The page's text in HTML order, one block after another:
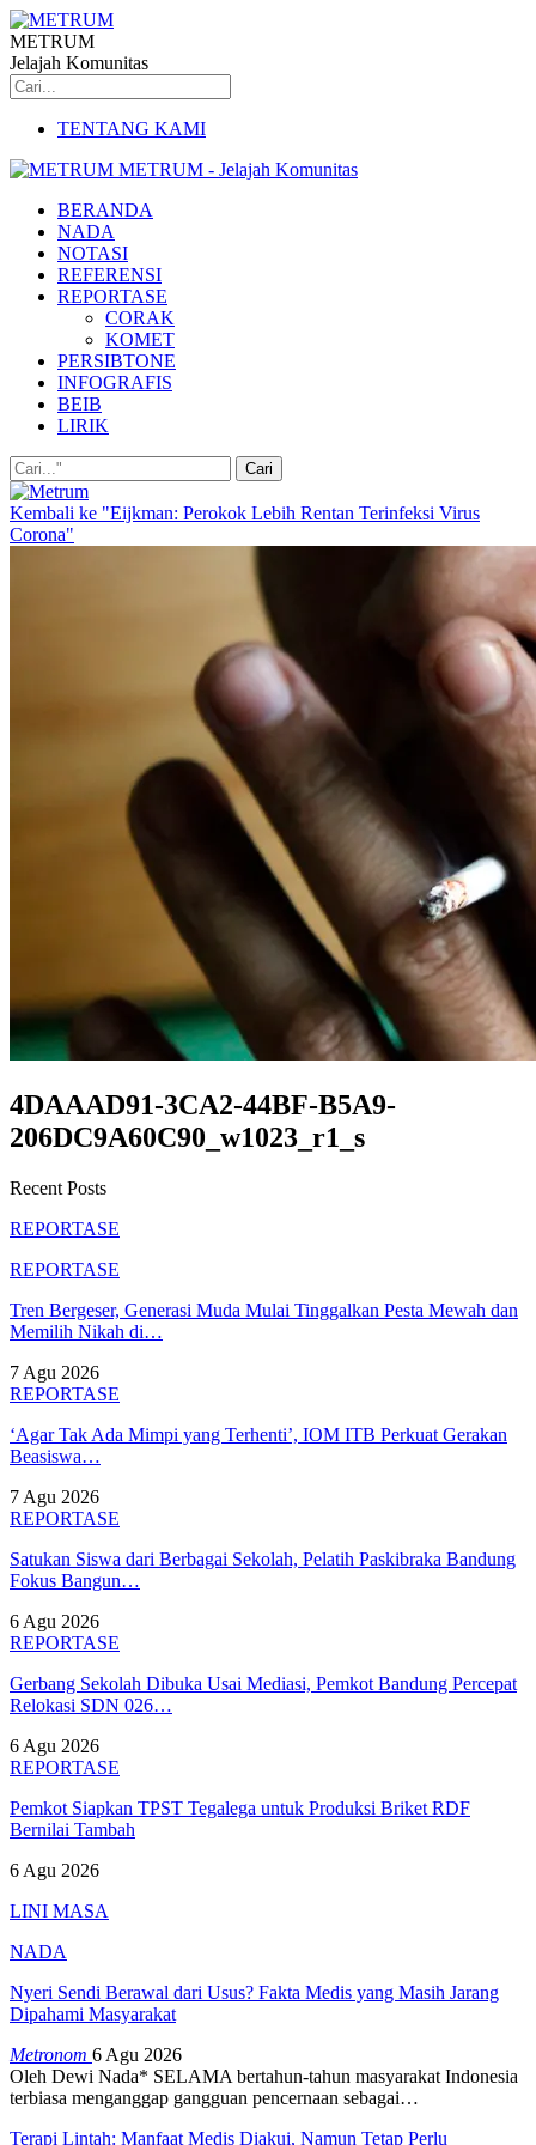
METRUM
Jelajah Komunitas
TENTANG KAMI
METRUM - Jelajah Komunitas
BERANDA
NADA
NOTASI
REFERENSI
REPORTASE
CORAK
KOMET
PERSIBTONE
INFOGRAFIS
BEIB
LIRIK
Kembali ke "Eijkman: Perokok Lebih Rentan Terinfeksi Virus
Corona"
4DAAAD91-3CA2-44BF-B5A9-
206DC9A60C90_w1023_r1_s
Recent Posts
REPORTASE
REPORTASE
Tren Bergeser, Generasi Muda Mulai Tinggalkan Pesta Mewah dan
Memilih Nikah di…
7 Agu 2026
REPORTASE
‘Agar Tak Ada Mimpi yang Terhenti’, IOM ITB Perkuat Gerakan
Beasiswa…
7 Agu 2026
REPORTASE
Satukan Siswa dari Berbagai Sekolah, Pelatih Paskibraka Bandung
Fokus Bangun…
6 Agu 2026
REPORTASE
Gerbang Sekolah Dibuka Usai Mediasi, Pemkot Bandung Percepat
Relokasi SDN 026…
6 Agu 2026
REPORTASE
Pemkot Siapkan TPST Tegalega untuk Produksi Briket RDF
Bernilai Tambah
6 Agu 2026
LINI MASA
NADA
Nyeri Sendi Berawal dari Usus? Fakta Medis yang Masih Jarang
Dipahami Masyarakat
Metronom 6 Agu 2026
Oleh Dewi Nada* SELAMA bertahun-tahun masyarakat Indonesia
terbiasa menganggap gangguan pencernaan sebagai…
Terapi Lintah: Manfaat Medis Diakui, Namun Tetap Perlu